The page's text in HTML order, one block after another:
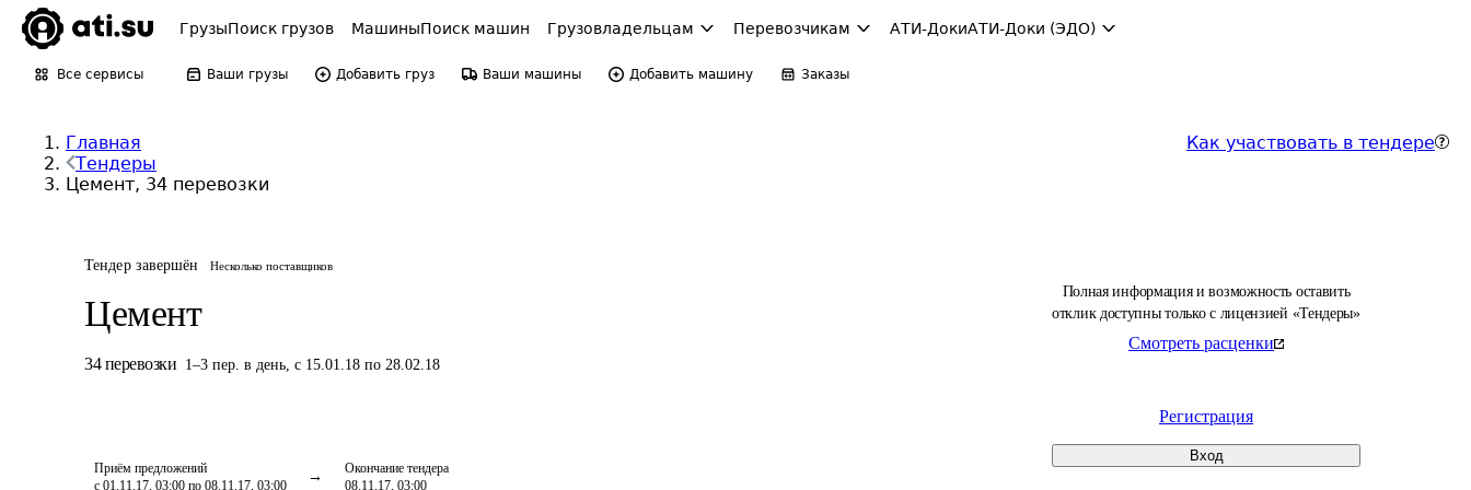
ГрузыПоиск грузов МашиныПоиск машин Грузовладельцам Перевозчикам АТИ-ДокиАТИ-Доки (ЭДО)
Все сервисы Ваши грузы Добавить груз Ваши машины Добавить машину Заказы
Главная
Тендеры
Цемент, 34 перевозки
Как участвовать в тендере
Тендер завершён Несколько поставщиков
Цемент
34 перевозки 1–3 пер. в день, с 15.01.18 по 28.02.18
Приём предложений
с 01.11.17, 03:00 по 08.11.17, 03:00
Окончание тендера
08.11.17, 03:00
Полная информация и возможность оставить
отклик доступны только с лицензией «Тендеры»
Смотреть расценки
Регистрация
Вход